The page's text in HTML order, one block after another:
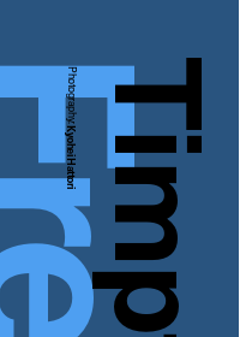
Photography:
Kyohei Hattori